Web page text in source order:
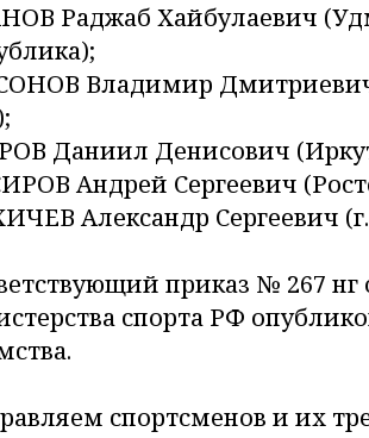
Раджаб Хайбулаевич
Владимир
Даниил Денисович
Андрей Сергеевич
Александр Сергеевич
приказ № 267 нг
спорта РФ
спортсменов и их